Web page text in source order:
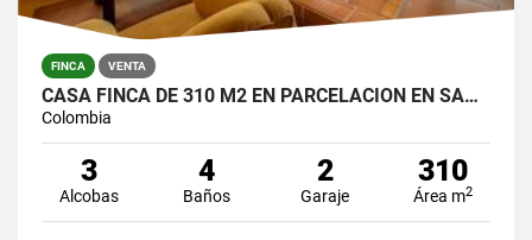
FINCA VENTA
CASA FINCA DE 310 M2 EN PARCELACION EN SANTA ELENA / LOTE DE 6.450 M2
Colombia
3
Alcobas
4
Baños
2
Garaje
310
Área m2